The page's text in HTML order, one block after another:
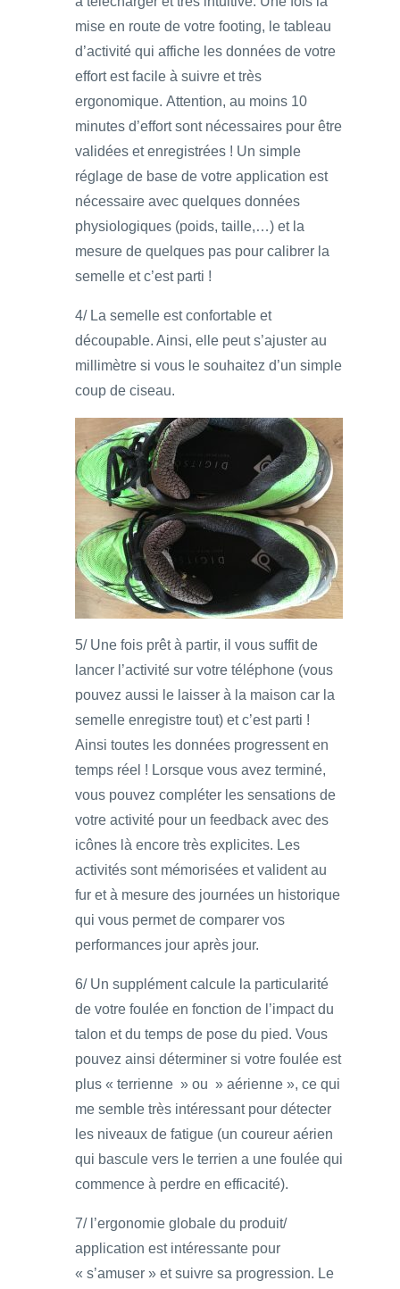
mise en route de votre footing, le tableau
d’activité qui affiche les données de votre
effort est facile à suivre et très
ergonomique. Attention, au moins 10
minutes d’effort sont nécessaires pour être
validées et enregistrées ! Un simple
réglage de base de votre application est
nécessaire avec quelques données
physiologiques (poids, taille,…) et la
mesure de quelques pas pour calibrer la
semelle et c’est parti !
4/ La semelle est confortable et
découpable. Ainsi, elle peut s’ajuster au
millimètre si vous le souhaitez d’un simple
coup de ciseau.
5/ Une fois prêt à partir, il vous suffit de
lancer l’activité sur votre téléphone (vous
pouvez aussi le laisser à la maison car la
semelle enregistre tout) et c’est parti !
Ainsi toutes les données progressent en
temps réel ! Lorsque vous avez terminé,
vous pouvez compléter les sensations de
votre activité pour un feedback avec des
icônes là encore très explicites. Les
activités sont mémorisées et valident au
fur et à mesure des journées un historique
qui vous permet de comparer vos
performances jour après jour.
6/ Un supplément calcule la particularité
de votre foulée en fonction de l’impact du
talon et du temps de pose du pied. Vous
pouvez ainsi déterminer si votre foulée est
plus « terrienne » ou » aérienne », ce qui
me semble très intéressant pour détecter
les niveaux de fatigue (un coureur aérien
qui bascule vers le terrien a une foulée qui
commence à perdre en efficacité).
7/ l’ergonomie globale du produit/
application est intéressante pour
« s’amuser » et suivre sa progression. Le